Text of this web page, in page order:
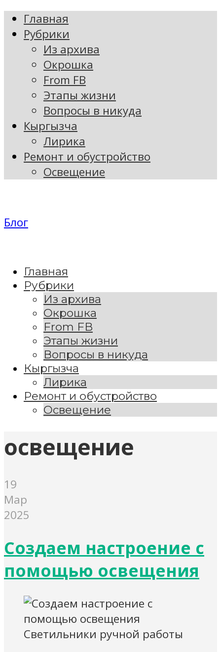
Главная
Рубрики
Из архива
Окрошка
From FB
Этапы жизни
Вопросы в никуда
Кыргызча
Лирика
Ремонт и обустройство
Освещение
Блог
Главная
Рубрики
Из архива
Окрошка
From FB
Этапы жизни
Вопросы в никуда
Кыргызча
Лирика
Ремонт и обустройство
Освещение
освещение
19
Мар
2025
Создаем настроение с
помощью освещения
Светильники ручной работы